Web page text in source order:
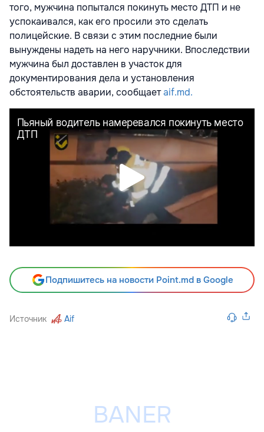
того, мужчина попытался покинуть место ДТП и не
успокаивался, как его просили это сделать
полицейские. В связи с этим последние были
вынуждены надеть на него наручники. Впоследствии
мужчина был доставлен в участок для
документирования дела и установления
обстоятельств аварии, сообщаетaif.md.
Подпишитесь на новости Point.md в Google
Источник Aif